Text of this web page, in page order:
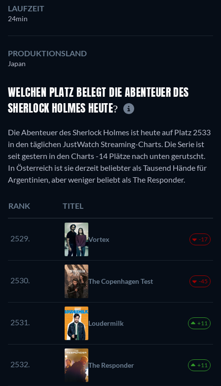
LAUFZEIT
24min
PRODUKTIONSLAND
Japan
WELCHEN PLATZ BELEGT DIE ABENTEUER DES
SHERLOCK HOLMES HEUTE?
Die Abenteuer des Sherlock Holmes ist heute auf Platz 2533
in den täglichen JustWatch Streaming-Charts. Die Serie ist
seit gestern in den Charts -14 Plätze nach unten gerutscht.
In Österreich ist sie derzeit beliebter als Tausend Hände für
Argentinien, aber weniger beliebt als The Responder.
RANK TITEL
2529. Vortex -17
2530. The Copenhagen Test -45
2531. Loudermilk +11
2532. The Responder +11